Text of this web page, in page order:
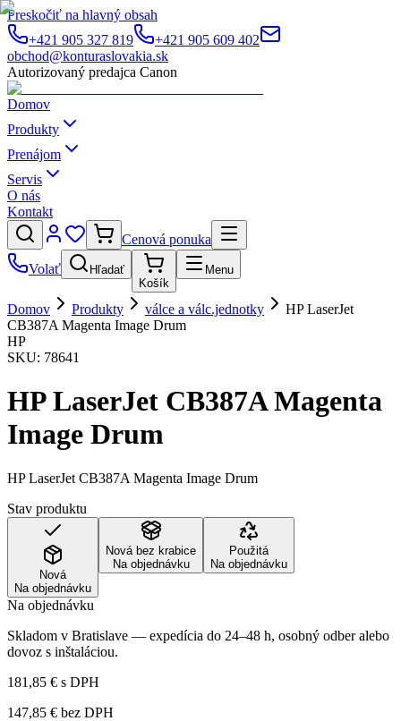
Preskočiť na hlavný obsah
+421 905 327 819
+421 905 609 402
obchod@konturaslovakia.sk
Autorizovaný predajca Canon
Domov
Produkty
Prenájom
Servis
O nás
Kontakt
Cenová ponuka
Volať
Hľadať
Košík
Menu
Domov Produkty válce a válc.jednotky
HP LaserJet
CB387A Magenta Image Drum
HP
SKU: 78641
HP LaserJet CB387A Magenta
Image Drum
HP LaserJet CB387A Magenta Image Drum
Stav produktu
Nová
Na objednávku
Nová bez krabice
Na objednávku
Použitá
Na objednávku
Na objednávku
Skladom v Bratislave — expedícia do 24–48 h, osobný odber alebo
dovoz s inštaláciou.
181,85 € s DPH
147,85 € bez DPH